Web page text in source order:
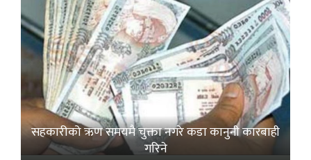
सहकारीको ऋण समयमै चुक्ता नगरे कडा कानुनी कारबाही
गरिने